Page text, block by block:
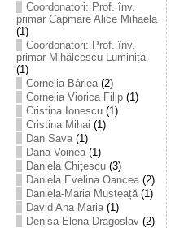
Coordonatori: Prof. înv.
primar Capmare Alice Mihaela
(1)
Coordonatori: Prof. înv.
primar Mihălcescu Luminița
(1)
Cornelia Bârlea(2)
Cornelia Viorica Filip(1)
Cristina Ionescu(1)
Cristina Mihai (1)
Dan Sava(1)
Dana Voinea(1)
Daniela Chițescu(3)
Daniela Evelina Oancea(2)
Daniela-Maria Musteață(1)
David Ana Maria(1)
Denisa-Elena Dragoslav(2)